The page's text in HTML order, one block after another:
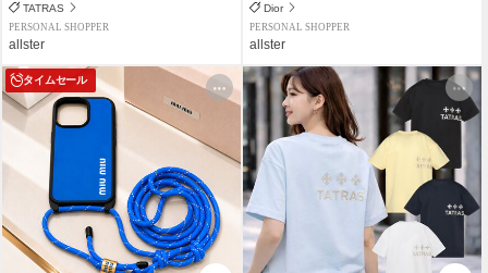
TATRAS
PERSONAL SHOPPER
allster
Dior
PERSONAL SHOPPER
allster
タイムセール